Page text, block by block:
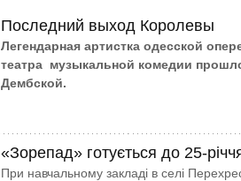
Последний выход Королевы
Легендарная артистка одесской
театра музыкальной комедии
Дембской.
«Зорепад» готується до 25-
При навчальному закладі в селі